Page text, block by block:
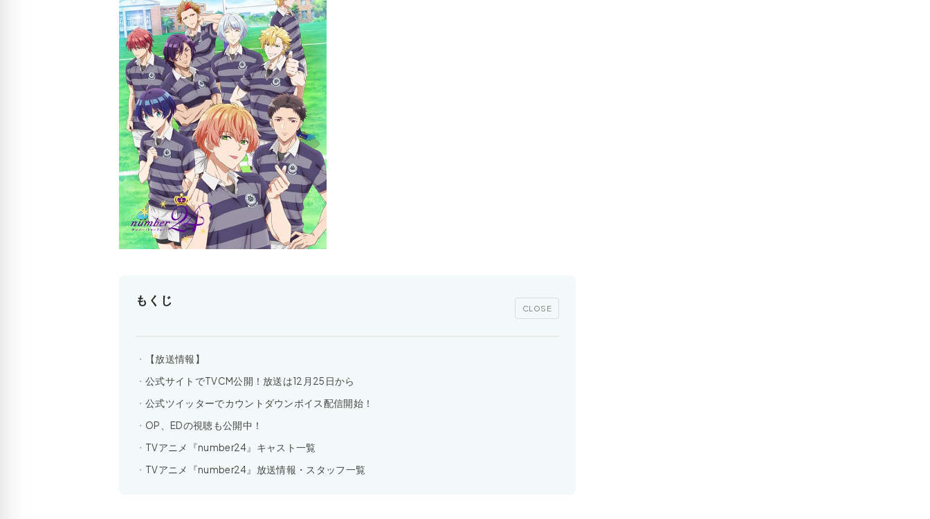
もくじ
CLOSE
【放送情報】
公式サイトでTVCM公開！放送は12月25日から
公式ツイッターでカウントダウンボイス配信開始！
OP、EDの視聴も公開中！
TVアニメ『number24』キャスト一覧
TVアニメ『number24』放送情報・スタッフ一覧